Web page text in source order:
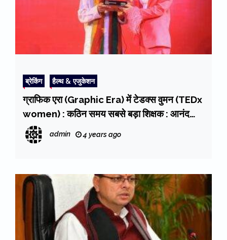
ब्रेकिंग हैल्थ & एजुकेशन
ग्राफिक एरा (Graphic Era) में टेडक्स वुमन (TEDx
women) : कठिन समय सबसे बड़ा शिक्षक : आनंद
शीला
admin 4 years ago